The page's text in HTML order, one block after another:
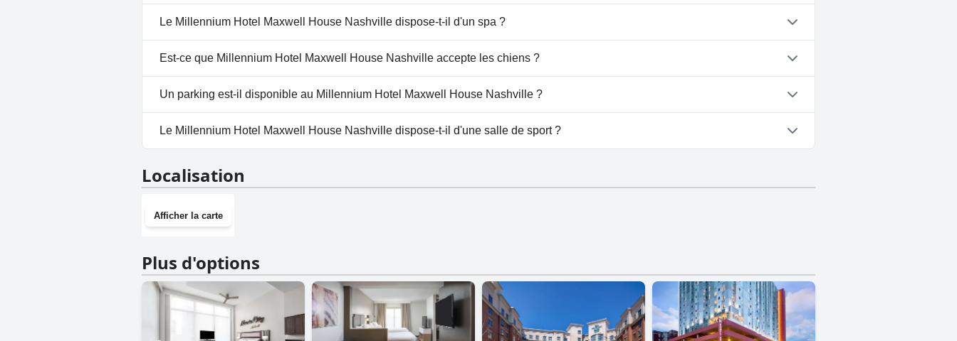
Oui, Millennium Hotel Maxwell House Nashville dispose de piscine(s) appartenant à une ou plusieurs des catégories
Le Millennium Hotel Maxwell House Nashville dispose-t-il d'un spa ?
Non, il n'y a pas de spa à Millennium Hotel Maxwell House Nashville.
Est-ce que Millennium Hotel Maxwell House Nashville accepte les chiens ?
Oui, Millennium Hotel Maxwell House Nashville accueille les chiens.
Un parking est-il disponible au Millennium Hotel Maxwell House Nashville ?
Oui, un parking est disponible à Millennium Hotel Maxwell House Nashville.
Le Millennium Hotel Maxwell House Nashville dispose-t-il d'une salle de sport ?
Localisation
Afficher la carte
Plus d'options